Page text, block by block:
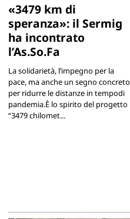
«3479 km di
speranza»: il Sermig
ha incontrato
l’As.So.Fa
La solidarietà, l’impegno per la
pace, ma anche un segno concreto
per ridurre le distanze in tempodi
pandemia.È lo spirito del progetto
“3479 chilomet...